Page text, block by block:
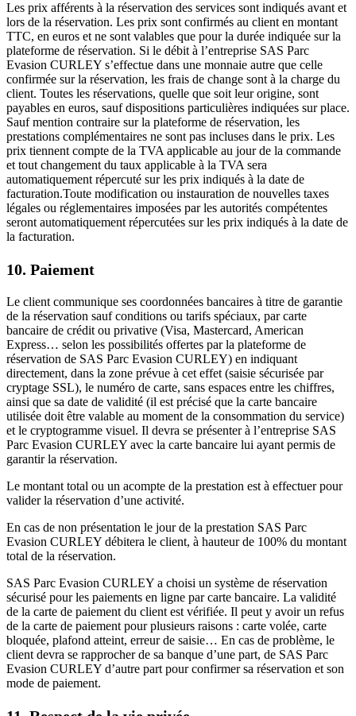
Les prix afférents à la réservation des services sont indiqués avant et
lors de la réservation. Les prix sont confirmés au client en montant
TTC, en euros et ne sont valables que pour la durée indiquée sur la
plateforme de réservation. Si le débit à l’entreprise SAS Parc
Evasion CURLEY s’effectue dans une monnaie autre que celle
confirmée sur la réservation, les frais de change sont à la charge du
client. Toutes les réservations, quelle que soit leur origine, sont
payables en euros, sauf dispositions particulières indiquées sur place.
Sauf mention contraire sur la plateforme de réservation, les
prestations complémentaires ne sont pas incluses dans le prix. Les
prix tiennent compte de la TVA applicable au jour de la commande
et tout changement du taux applicable à la TVA sera
automatiquement répercuté sur les prix indiqués à la date de
facturation.Toute modification ou instauration de nouvelles taxes
légales ou réglementaires imposées par les autorités compétentes
seront automatiquement répercutées sur les prix indiqués à la date de
la facturation.
10. Paiement
Le client communique ses coordonnées bancaires à titre de garantie
de la réservation sauf conditions ou tarifs spéciaux, par carte
bancaire de crédit ou privative (Visa, Mastercard, American
Express… selon les possibilités offertes par la plateforme de
réservation de SAS Parc Evasion CURLEY) en indiquant
directement, dans la zone prévue à cet effet (saisie sécurisée par
cryptage SSL), le numéro de carte, sans espaces entre les chiffres,
ainsi que sa date de validité (il est précisé que la carte bancaire
utilisée doit être valable au moment de la consommation du service)
et le cryptogramme visuel. Il devra se présenter à l’entreprise SAS
Parc Evasion CURLEY avec la carte bancaire lui ayant permis de
garantir la réservation.
Le montant total ou un acompte de la prestation est à effectuer pour
valider la réservation d’une activité.
En cas de non présentation le jour de la prestation SAS Parc
Evasion CURLEY débitera le client, à hauteur de 100% du montant
total de la réservation.
SAS Parc Evasion CURLEY a choisi un système de réservation
sécurisé pour les paiements en ligne par carte bancaire. La validité
de la carte de paiement du client est vérifiée. Il peut y avoir un refus
de la carte de paiement pour plusieurs raisons : carte volée, carte
bloquée, plafond atteint, erreur de saisie… En cas de problème, le
client devra se rapprocher de sa banque d’une part, de SAS Parc
Evasion CURLEY d’autre part pour confirmer sa réservation et son
mode de paiement.